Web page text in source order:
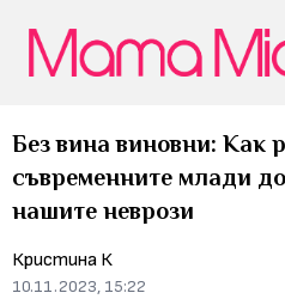
Без вина виновни: Как
съвременните млади
нашите неврози
Кристина К
10.11.2023, 15:22